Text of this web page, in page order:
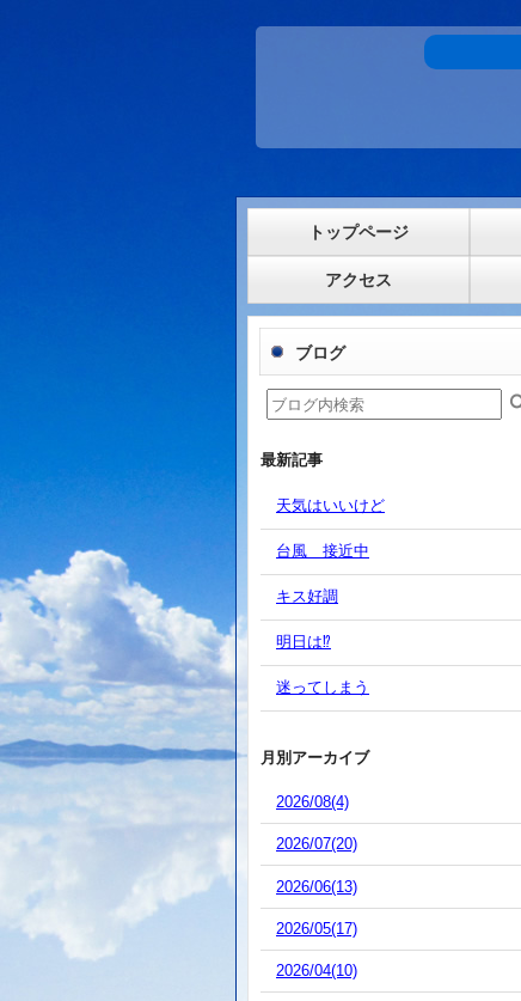
トップページ
アクセス
ブログ
最新記事
天気はいいけど
台風 接近中
キス好調
明日は⁉️
迷ってしまう
月別アーカイブ
2026/08(4)
2026/07(20)
2026/06(13)
2026/05(17)
2026/04(10)